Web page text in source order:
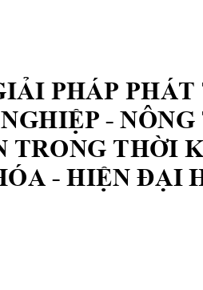
PHÁP
-
TRONG THỜI
- HIỆN ĐẠI